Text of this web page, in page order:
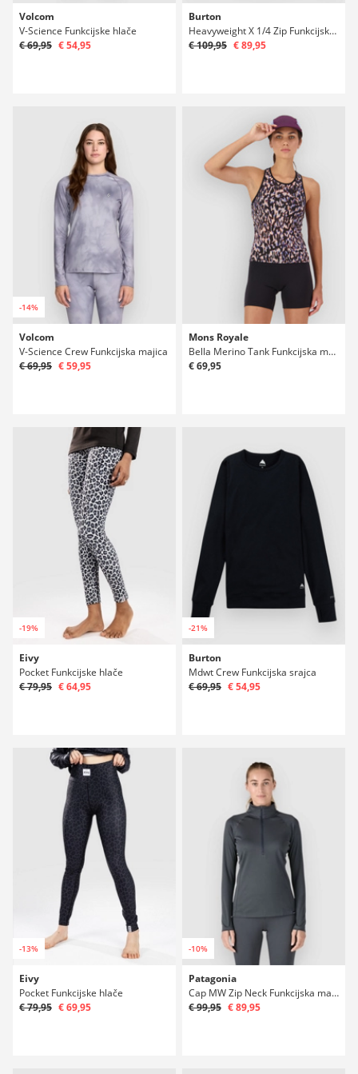
Volcom
V-Science Funkcijske hlače
€ 69,95 € 54,95
Burton
Heavyweight X 1/4 Zip Funkcijska majica LS
€ 109,95 € 89,95
-14%
Volcom
V-Science Crew Funkcijska majica
€ 69,95 € 59,95
Mons Royale
Bella Merino Tank Funkcijska majica
€ 69,95
-19%
Eivy
Pocket Funkcijske hlače
€ 79,95 € 64,95
-21%
Burton
Mdwt Crew Funkcijska srajca
€ 69,95 € 54,95
-13%
Eivy
Pocket Funkcijske hlače
€ 79,95 € 69,95
-10%
Patagonia
Cap MW Zip Neck Funkcijska majica
€ 99,95 € 89,95